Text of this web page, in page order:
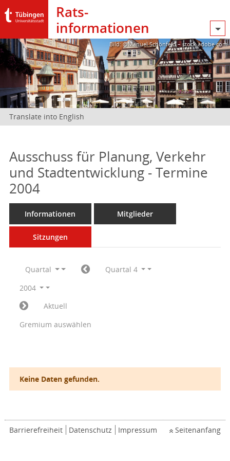
Rats­
informationen
Bild: @Manuel Schönfeld – stock.adobe.com
Translate into English
Ausschuss für Planung, Verkehr
und Stadtentwicklung - Termine
2004
Informationen Mitglieder
Sitzungen
Quartal
Quartal 4
2004
Aktuell
Gremium auswählen
Keine Daten gefunden.
Barrierefreiheit Datenschutz Impressum Seitenanfang